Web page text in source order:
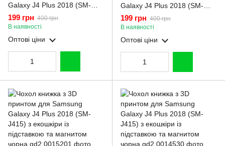
Galaxy J4 Plus 2018 (SM-
J415) з підставкою на
самсунг дж4 плюс 2018
золота gd1
199 грн 400 грн
В наявності
Оптові ціни
Galaxy J4 Plus 2018 (SM-
J415) з підставкою на
самсунг дж4 плюс 2018
бордова gd1
199 грн 400 грн
В наявності
Оптові ціни